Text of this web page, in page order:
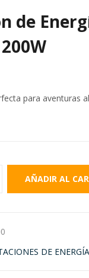
de
para aventuras
AÑADIR AL
DE ENERGÍA